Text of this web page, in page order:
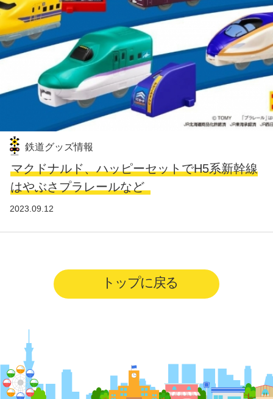
鉄道グッズ情報
マクドナルド、ハッピーセットでH5系新幹線
はやぶさプラレールなど
2023.09.12
トップに戻る